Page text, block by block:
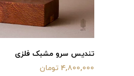
تندیس سرو مشبک فلزی
4,800,000 تومان